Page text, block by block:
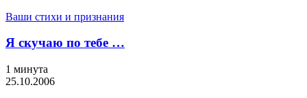
Ваши стихи и признания
Я скучаю по тебе …
1 минута
25.10.2006